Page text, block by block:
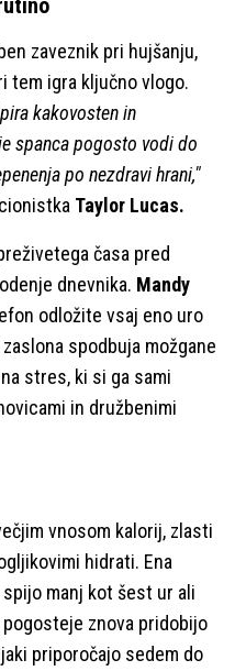
zaveznik pri hujšanju,
tem igra ključno vlogo.
kakovosten in
spanca pogosto vodi do
po nezdravi hrani,"
Taylor Lucas.
časa pred
dnevnika. Mandy
odložite vsaj eno uro
spodbuja možgane
stres, ki si ga sami
in družbenimi
vnosom kalorij, zlasti
hidrati. Ena
manj kot šest ur ali
znova pridobijo
priporočajo sedem do